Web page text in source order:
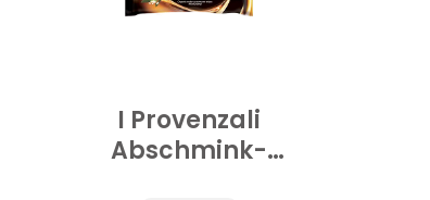
I Provenzali
Abschmink-